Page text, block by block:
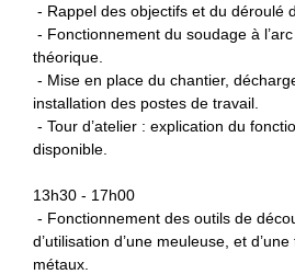
- Rappel des objectifs et du déroulé
- Fonctionnement du soudage à
théorique.
- Mise en place du chantier,
installation des postes de travail.
- Tour d’atelier : explication du
disponible.
13h30 - 17h00
- Fonctionnement des outils de
d’utilisation d’une meuleuse, et
métaux.